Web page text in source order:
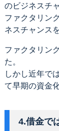
のビジネスチ
ファクタリン
ネスチャンス
ファクタリン
た。
しかし近年で
て早期の資金
4.借金で